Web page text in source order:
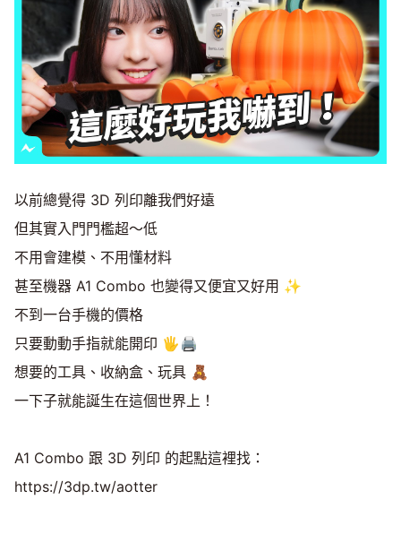
以前總覺得 3D 列印離我們好遠
但其實入門門檻超～低
不用會建模、不用懂材料
甚至機器 A1 Combo 也變得又便宜又好用 ✨
不到一台手機的價格
只要動動手指就能開印 🖐️🖨️
想要的工具、收納盒、玩具 🧸
一下子就能誕生在這個世界上！
A1 Combo 跟 3D 列印 的起點這裡找：
https://3dp.tw/aotter